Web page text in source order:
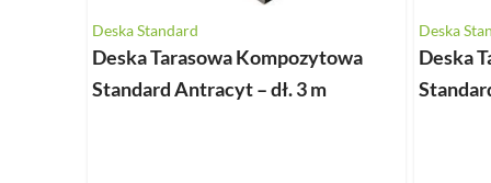
Deska Standard
Deska Tarasowa Kompozytowa
Standard Antracyt – dł. 3 m
Deska
Deska